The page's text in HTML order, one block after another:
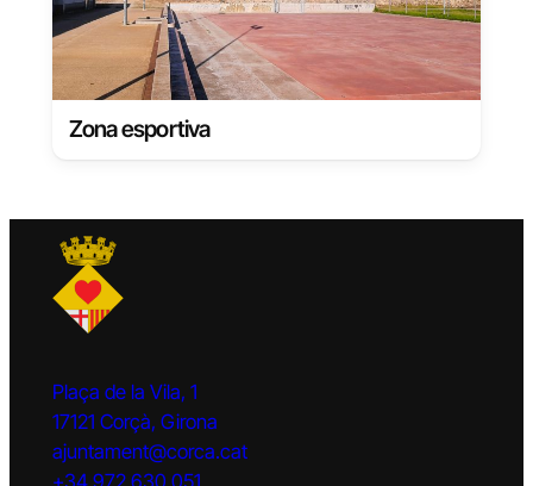
Zona esportiva
Plaça de la Vila, 1
17121 Corçà, Girona
ajuntament@corca.cat
+34 972 630 051